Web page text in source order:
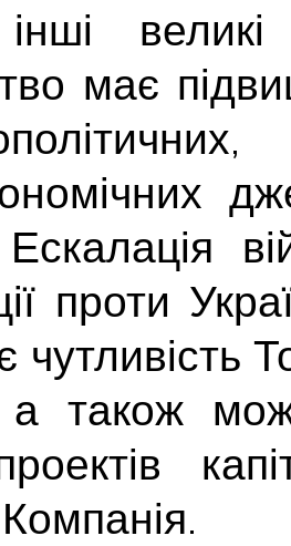
великі
має
проти
чутливість
а також